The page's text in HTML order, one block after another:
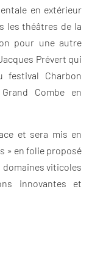
en extérieur
les théâtres de la
pour une autre
Prévert qui
Charbon
Combe en
et sera mis en
» en folie proposé
domaines viticoles
innovantes et